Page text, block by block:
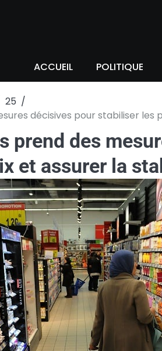
ACCUEIL POLITIQUE
25
décisives pour stabiliser
prend des
et assurer la